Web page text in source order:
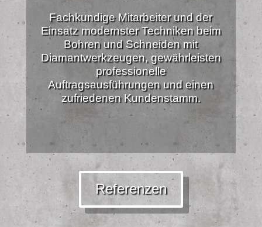
Fachkundige Mitarbeiter und der
Einsatz modernster Techniken beim
Bohren und Schneiden mit
Diamantwerkzeugen, gewährleisten
professionelle
Auftragsausführungen und einen
zufriedenen Kundenstamm.
Referenzen